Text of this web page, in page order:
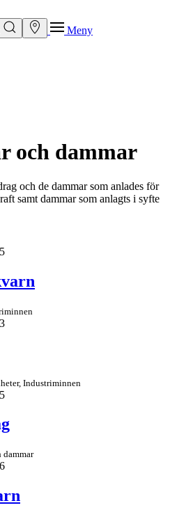
Meny
och dammar
och de dammar som anlades för
samt dammar som anlagts i syfte
Industriminnen
dammar